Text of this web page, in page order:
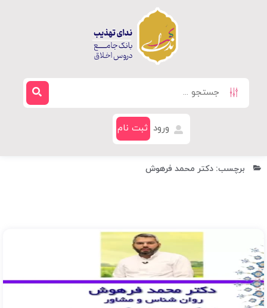
ورود ثبت نام
برچسب: دکتر محمد فرهوش